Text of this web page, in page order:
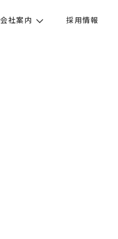
会社案内 採用情報